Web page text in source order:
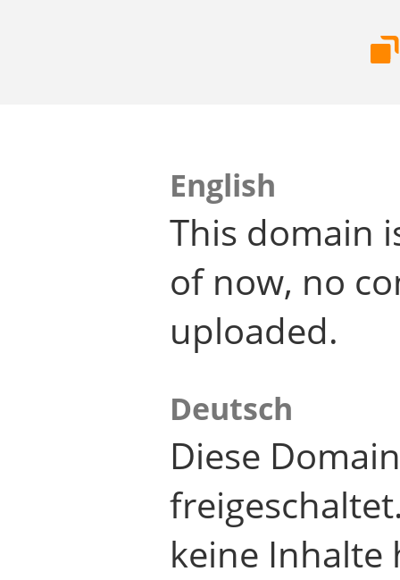
English
This domain
of now, no
uploaded.
Deutsch
Diese
keine Inhalte